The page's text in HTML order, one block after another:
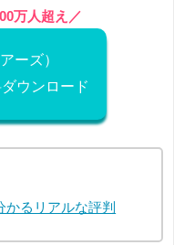
万人超え／
ーズ）
ウンロード
るリアルな評判